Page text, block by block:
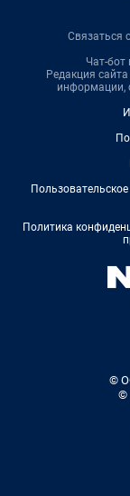
Связаться
Чат-бот
Редакция сайта
информации,
Политика
©
©